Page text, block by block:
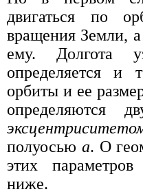
двигаться по
вращения Земли, а
ему. Долгота
определяется и
орбиты и ее
определяются
полуосью а. О
этих
ниже.